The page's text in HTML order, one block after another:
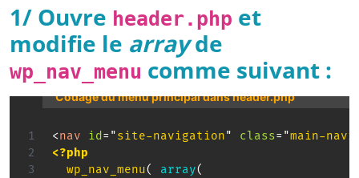
1/ Ouvre header.php et
modifie le arrayde
wp_nav_menu comme suivant :
Codage du menu principal dans header.php
<nav id = "site-navigation" class= "main-
<?php
wp_nav_menu( array(